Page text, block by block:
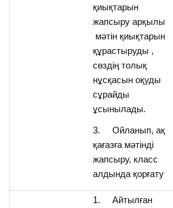
қиықтарын
жапсыру арқылы
мәтін қиықтарын
құрастыруды ,
сөздің толық
нұсқасын оқуды
сұрайды
ұсынылады.
3. Ойланып, ақ
қағазға мәтінді
жапсыру, класс
алдында қорғату
1. Айтылған